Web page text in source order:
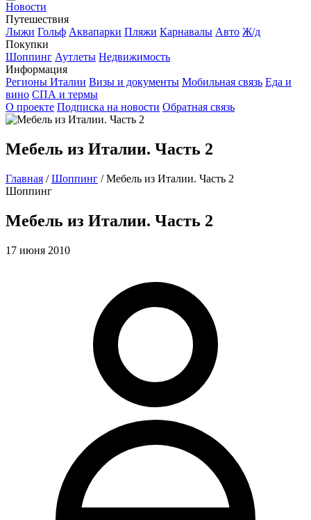
Новости
Путешествия
Лыжи Гольф Аквапарки Пляжи Карнавалы Авто Ж/д
Покупки
Шоппинг Аутлеты Недвижимость
Информация
Регионы Италии Визы и документы Мобильная связь Еда и
вино СПА и термы
О проекте Подписка на новости Обратная связь
Мебель из Италии. Часть 2
Главная / Шоппинг / Мебель из Италии. Часть 2
Шоппинг
Мебель из Италии. Часть 2
17 июня 2010